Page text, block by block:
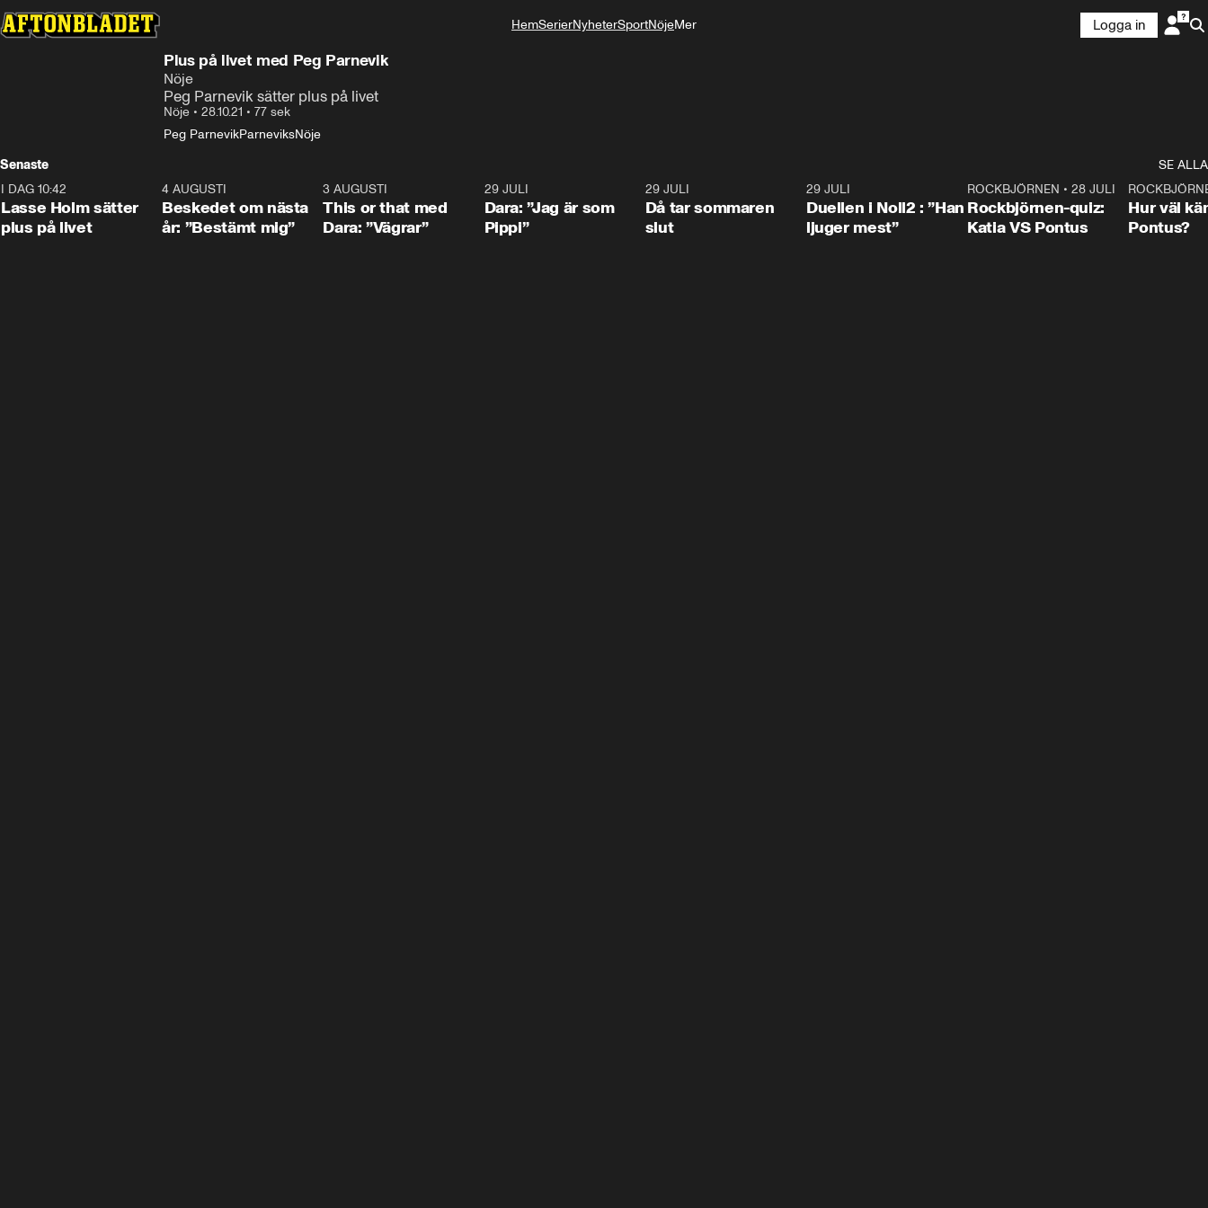
HemSerierNyheterSportNöjeMer
Logga in
Plus på livet med Peg Parnevik
Nöje
Peg Parnevik sätter plus på livet
Nöje • 28.10.21 • 77 sek
Peg ParnevikParneviksNöje
Senaste
SE ALLA
1:04
I DAG 10:42
Lasse Holm sätter
plus på livet
0:24
4 AUGUSTI
Beskedet om nästa
år: ”Bestämt mig”
3 AUGUSTI
This or that med
Dara: ”Vägrar”
29 JULI
Dara: ”Jag är som
Pippi”
29 JULI
Då tar sommaren
slut
29 JULI
Duellen i Noll2 : ”Han
ljuger mest”
0:15
ROCKBJÖRNEN •28 JULI
Rockbjörnen-quiz:
Katia VS Pontus
Hur väl
Pontus?